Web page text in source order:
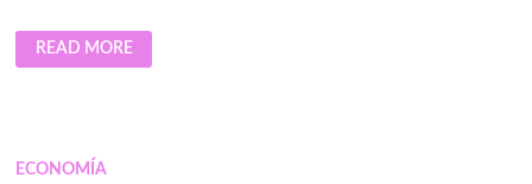
IA
EN
SAP
ERP
READ MORE
ECONOMÍA